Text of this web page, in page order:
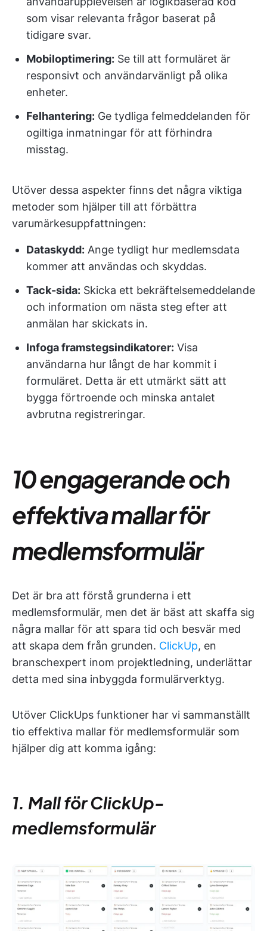
som visar relevanta frågor baserat på
tidigare svar.
Mobiloptimering: Se till att formuläret är
responsivt och användarvänligt på olika
enheter.
Felhantering: Ge tydliga felmeddelanden för
ogiltiga inmatningar för att förhindra
misstag.
Utöver dessa aspekter finns det några viktiga
metoder som hjälper till att förbättra
varumärkesuppfattningen:
Dataskydd: Ange tydligt hur medlemsdata
kommer att användas och skyddas.
Tack-sida: Skicka ett bekräftelsemeddelande
och information om nästa steg efter att
anmälan har skickats in.
Infoga framstegsindikatorer: Visa
användarna hur långt de har kommit i
formuläret. Detta är ett utmärkt sätt att
bygga förtroende och minska antalet
avbrutna registreringar.
10 engagerande och
effektiva mallar för
medlemsformulär
Det är bra att förstå grunderna i ett
medlemsformulär, men det är bäst att skaffa sig
några mallar för att spara tid och besvär med
att skapa dem från grunden. ClickUp, en
branschexpert inom projektledning, underlättar
detta med sina inbyggda formulärverktyg.
Utöver ClickUps funktioner har vi sammanställt
tio effektiva mallar för medlemsformulär som
hjälper dig att komma igång:
1. Mall för ClickUp-
medlemsformulär